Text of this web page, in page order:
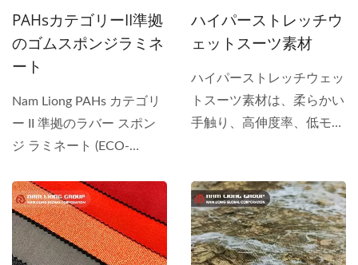
PAHsカテゴリーII準拠
のゴムスポンジラミネ
ート
Nam Liong PAHs カテゴリ
ー II 準拠のラバー スポン
ジ ラミネート (ECO-
ハイパーストレッチウ
ェットスーツ素材
ハイパーストレッチウェッ
トスーツ素材は、柔らかい
手触り、高伸度率、低モジ
ツ、サーフィンスーツなど
に適した素材です。